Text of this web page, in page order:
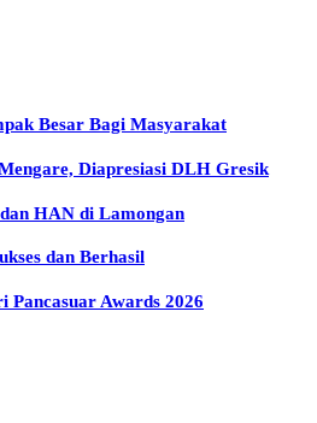
Besar Bagi Masyarakat
Diapresiasi DLH Gresik
HAN di Lamongan
dan Berhasil
Awards 2026